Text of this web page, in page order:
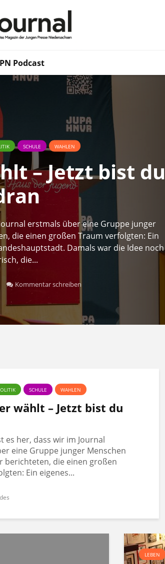
Podcast
SCHULE WAHLEN
– Jetzt bist du
erstmals über eine Gruppe junger
die einen großen Traum verfolgten: Ein
Damals war die Idee noch
die...
Kommentar schreiben
SCHULE WAHLEN
wählt – Jetzt bist du
es her, dass wir im Journal
eine Gruppe junger Menschen
berichteten, die einen großen
Ein eigenes...
LEBEN